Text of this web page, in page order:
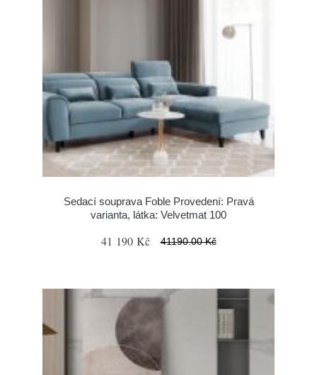
Sedací souprava Foble Provedení: Pravá
varianta, látka: Velvetmat 100
41 190 Kč 41190.00 Kč